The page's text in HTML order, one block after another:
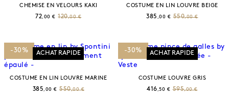
CHEMISE EN VELOURS KAKI
72,00 € 120,00 €
COSTUME EN LIN LOUVRE BEIGE
385 ,00 € 550,00 €
-30% ACHAT RAPIDE
COSTUME EN LIN LOUVRE MARINE
385 ,00 € 550,00 €
-30% ACHAT RAPIDE
COSTUME LOUVRE GRIS
416 ,50 € 595,00 €